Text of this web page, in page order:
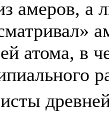
амеров, а
атома, в